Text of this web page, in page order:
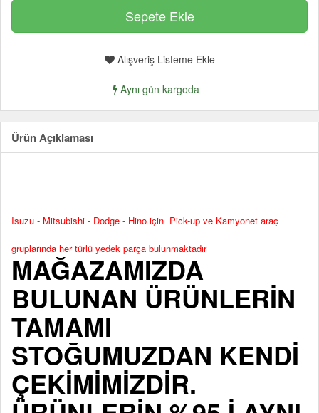
Alışveriş Listeme Ekle
Aynı gün kargoda
Ürün Açıklaması
Isuzu - Mitsubishi - Dodge - Hino için Pick-up ve Kamyonet araç
gruplarında her türlü yedek parça bulunmaktadır
MAĞAZAMIZDA
BULUNAN ÜRÜNLERİN
TAMAMI
STOĞUMUZDAN KENDİ
ÇEKİMİMİZDİR.